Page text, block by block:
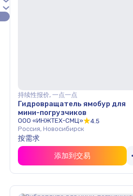
持续性报价, 一点一点
Гидровращатель ямобур для
мини-погрузчиков
ООО «ИНЖТЕХ-СМЦ»
4.5
Россия, Новосибирск
按需求
添加到交易